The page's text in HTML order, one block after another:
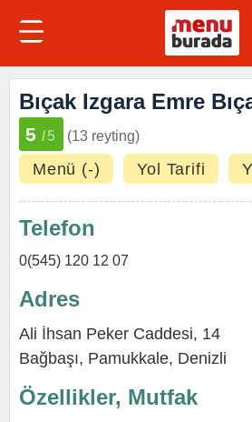
Bıçak Izgara Emre
5 /5 (13 reyting)
Menü (-) Yol Tarifi
Telefon
0(545) 120 12 07
Adres
Ali İhsan Peker Caddesi, 14
Bağbaşı, Pamukkale, Denizli
Özellikler, Mutfak